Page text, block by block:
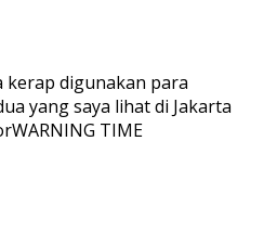
kerap digunakan para
yang saya lihat di Jakarta
WARNING TIME